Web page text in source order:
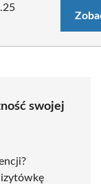
swojej